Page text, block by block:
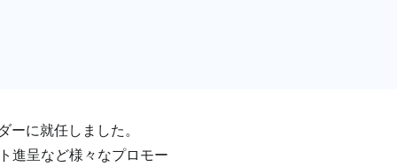
ーに就任しました。
進呈など様々なプロモー